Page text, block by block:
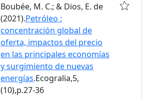
Boubée, M. C.; & Dios, E. de
(2021).Petróleo :
concentración global de
oferta, impactos del precio
en las principales economías
y surgimiento de nuevas
energías.Ecogralia,5,
(10),p.27-36